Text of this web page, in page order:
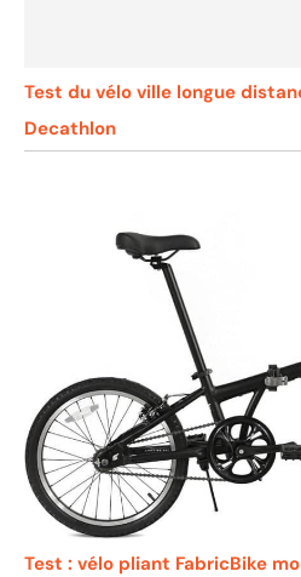
Test du vélo ville longue
Decathlon
Test : vélo pliant FabricBike